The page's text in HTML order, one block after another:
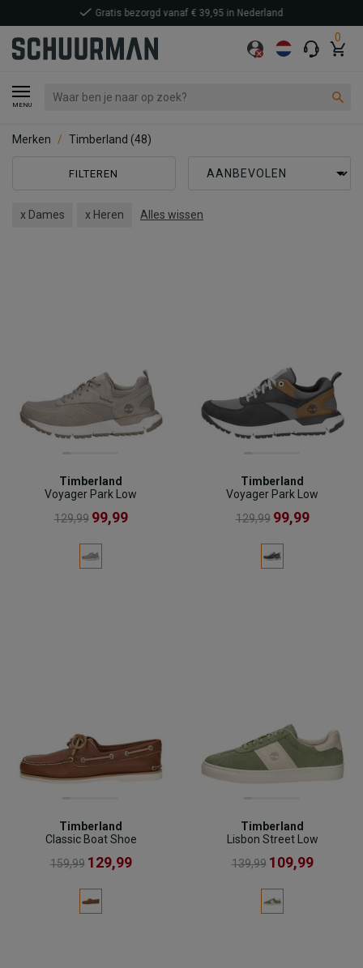
0
MENU
Merken Timberland (48)
FILTEREN
x Dames x Heren Alles wissen
Timberland
Voyager Park Low
129,99 99,99
Timberland
Voyager Park Low
129,99 99,99
Timberland
Classic Boat Shoe
159,99 129,99
Timberland
Lisbon Street Low
139,99 109,99